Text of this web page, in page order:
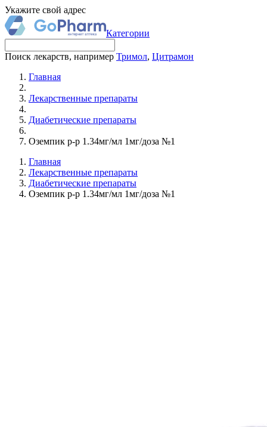
Укажите свой адрес
Категории
Поиск лекарств, например Тримол, Цитрамон
Главная
Лекарственные препараты
Диабетические препараты
Оземпик р-р 1.34мг/мл 1мг/доза №1
Главная
Лекарственные препараты
Диабетические препараты
Оземпик р-р 1.34мг/мл 1мг/доза №1